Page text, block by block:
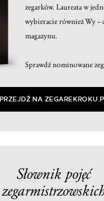
zegarków. Laureata w
wybieracie również Wy –
magazynu.
Sprawdź nominowane
PRZEJDŹ NA
Słownik pojęć